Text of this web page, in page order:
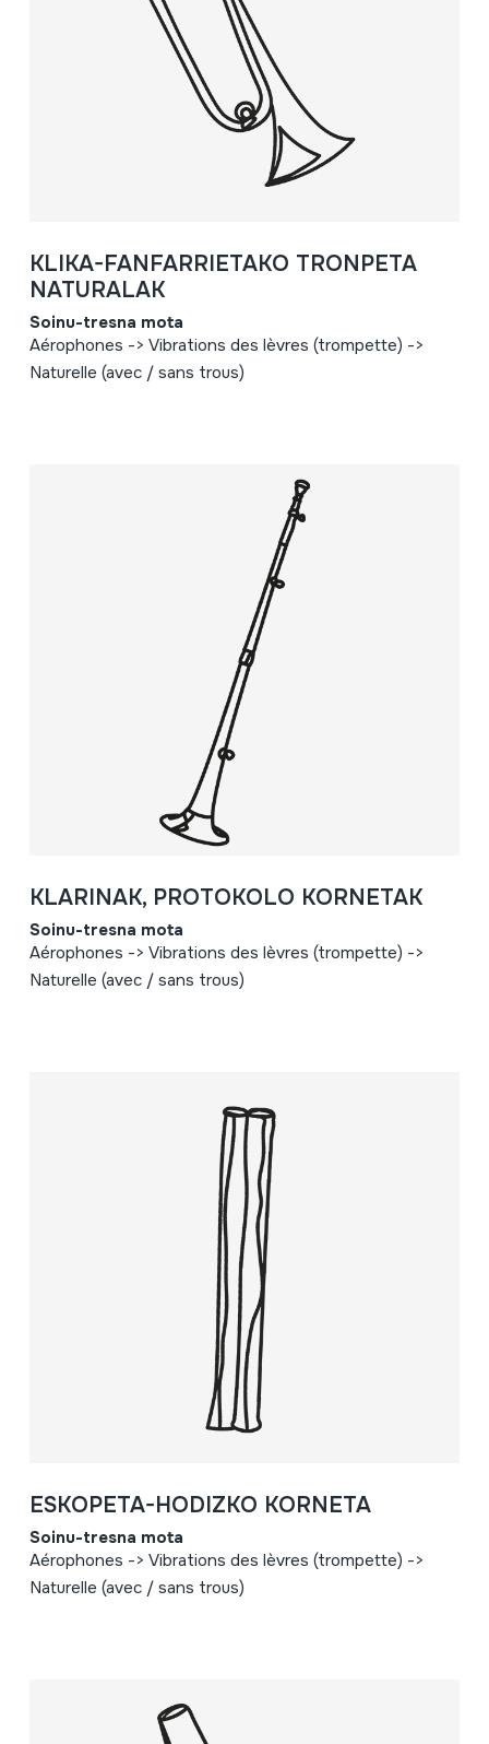
KLIKA-FANFARRIETAKO TRONPETA
NATURALAK
Soinu-tresna mota
Aérophones -> Vibrations des lèvres (trompette) ->
Naturelle (avec / sans trous)
KLARINAK, PROTOKOLO KORNETAK
Soinu-tresna mota
Aérophones -> Vibrations des lèvres (trompette) ->
Naturelle (avec / sans trous)
ESKOPETA-HODIZKO KORNETA
Soinu-tresna mota
Aérophones -> Vibrations des lèvres (trompette) ->
Naturelle (avec / sans trous)